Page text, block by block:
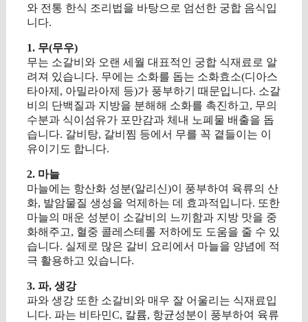
와 전통 한식 조리법을 바탕으로 엄선한 궁합 음식입
니다.
1. 무(무우)
무는 소갈비와 오랜 세월 대표적인 궁합 식재료로 알
려져 있습니다. 무에는 소화를 돕는 소화효소(디아스
타아제, 아밀라아제 등)가 풍부하기 때문입니다. 소갈
비의 단백질과 지방을 분해해 소화를 촉진하고, 무의
수분과 식이섬유가 포만감과 체내 노폐물 배출을 돕
습니다. 갈비탕, 갈비찜 등에서 무를 꼭 곁들이는 이
유이기도 합니다.
2. 마늘
마늘에는 항산화 성분(알리신)이 풍부하여 육류의 산
화, 발암물질 생성을 억제하는 데 효과적입니다. 또한
마늘의 매운 성분이 소갈비의 느끼함과 지방 맛을 중
화해주고, 혈중 콜레스테롤 저하에도 도움을 줄 수 있
습니다. 실제로 많은 갈비 요리에서 마늘을 양념에 적
극 활용하고 있습니다.
3. 파, 생강
파와 생강 또한 소갈비와 매우 잘 어울리는 식재료입
니다. 파는 비타민C, 칼륨, 항균성분이 풍부하여 육류